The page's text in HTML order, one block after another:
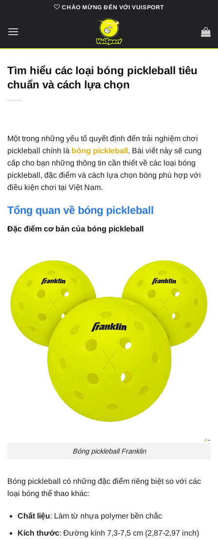
nội
CHÀO MỪNG ĐẾN VỚI VUISPORT
Tìm hiểu các loại bóng pickleball tiêu
chuẩn và cách lựa chọn
Một trong những yếu tố quyết định đến trải nghiệm chơi
pickleball chính là bóng pickleball. Bài viết này sẽ cung
cấp cho bạn những thông tin cần thiết về các loại bóng
pickleball, đặc điểm và cách lựa chọn bóng phù hợp với
điều kiện chơi tại Việt Nam.
Tổng quan về bóng pickleball
Đặc điểm cơ bản của bóng pickleball
Bóng pickleball Franklin
Bóng pickleball có những đặc điểm riêng biệt so với các
loại bóng thể thao khác:
Chất liệu: Làm từ nhựa polymer bền chắc
Kích thước: Đường kính 7,3-7,5 cm (2,87-2,97 inch)